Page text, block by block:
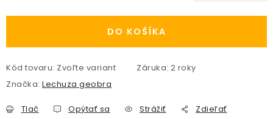
DO KOŠÍKA
Kód tovaru: Zvoľte variant Záruka: 2 roky
Značka: Lechuza geobra
Tlač Opýtať sa Strážiť Zdieľať